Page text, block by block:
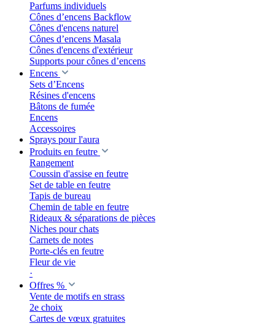
Parfums individuels
Cônes d’encens Backflow
Cônes d'encens naturel
Cônes d’encens Masala
Cônes d'encens d'extérieur
Supports pour cônes d’encens
Encens
Sets d’Encens
Résines d'encens
Bâtons de fumée
Encens
Accessoires
Sprays pour l'aura
Produits en feutre
Rangement
Coussin d'assise en feutre
Set de table en feutre
Tapis de bureau
Chemin de table en feutre
Rideaux & séparations de pièces
Niches pour chats
Carnets de notes
Porte-clés en feutre
Fleur de vie
·
Offres %
Vente de motifs en strass
2e choix
Cartes de vœux gratuites